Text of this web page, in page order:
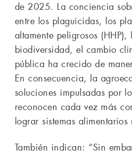
de 2025. La conciencia
entre los plaguicidas, los
altamente peligrosos
biodiversidad, el cambio
pública ha crecido de
En consecuencia, la
soluciones impulsadas por
reconocen cada vez más
lograr sistemas alimentarios
También indican: “Sin